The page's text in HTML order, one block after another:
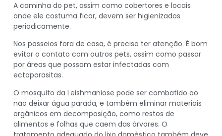
A caminha do pet, assim como cobertores e locais
onde ele costuma ficar, devem ser higienizados
periodicamente.
Nos passeios fora de casa, é preciso ter atenção. É bom
evitar o contato com outros pets, assim como passar
por áreas que possam estar infectadas com
ectoparasitas.
O mosquito da Leishmaniose pode ser combatido ao
não deixar água parada, e também eliminar materiais
orgânicos em decomposição, como restos de
alimentos e folhas que caem das árvores. O